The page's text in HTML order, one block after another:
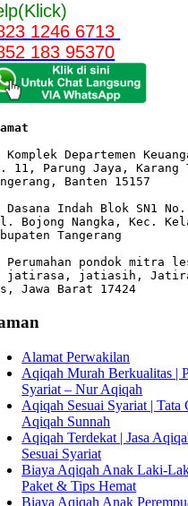
1246 6713
183 95370
Komplek Departemen
11, Parung Jaya, Karang
Banten 15157
Dasana Indah Blok SN1
Bojong Nangka, Kec.
Tangerang
Perumahan pondok mitra
jatirasa, jatiasih,
Jawa Barat 17424
Alamat Perwakilan
Aqiqah Murah Berkualitas |
Syariat – Nur Aqiqah
Aqiqah Sesuai Syariat | Tata
Aqiqah Sunnah
Aqiqah Terdekat | Jasa
Sesuai Syariat
Biaya Aqiqah Anak Laki-
Paket & Tips Hemat
Biaya Aqiqah Anak